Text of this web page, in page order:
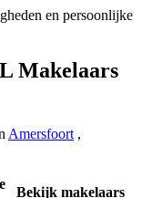
en persoonlijke
Makelaars
Amersfoort ,
Bekijk makelaars